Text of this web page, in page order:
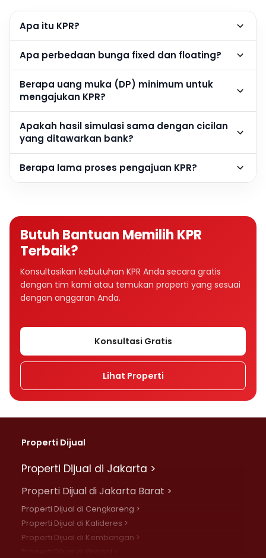
Apa itu KPR?
Apa perbedaan bunga fixed dan floating?
Berapa uang muka (DP) minimum untuk
mengajukan KPR?
Apakah hasil simulasi sama dengan cicilan
yang ditawarkan bank?
Berapa lama proses pengajuan KPR?
Butuh Bantuan Memilih KPR
Terbaik?
Konsultasikan kebutuhan KPR Anda secara gratis
dengan tim kami atau temukan properti yang sesuai
dengan anggaran Anda.
Konsultasi Gratis
Lihat Properti
Properti Dijual
Properti Dijual di Jakarta >
Properti Dijual di Jakarta Barat >
Properti Dijual di Cengkareng >
Properti Dijual di Kalideres >
Properti Dijual di Kembangan >